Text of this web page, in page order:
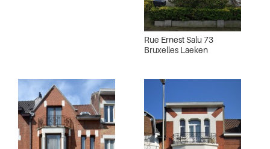
Rue Ernest Salu 73
Bruxelles Laeken